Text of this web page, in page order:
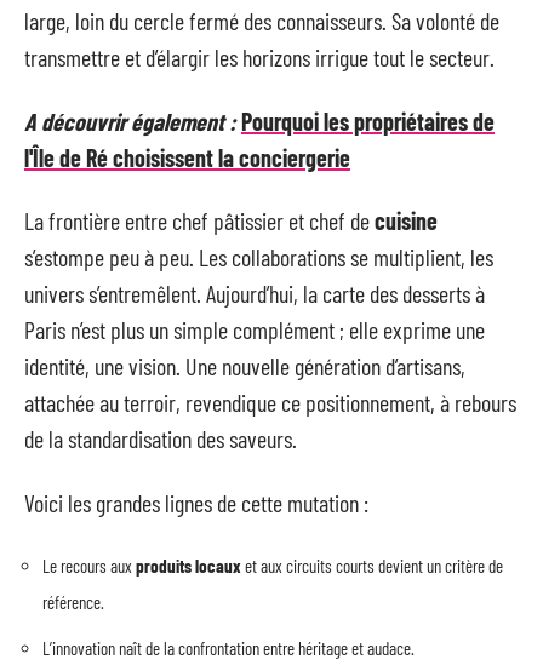
large, loin du cercle fermé des connaisseurs. Sa volonté de
transmettre et d’élargir les horizons irrigue tout le secteur.
A découvrir également :Pourquoi les propriétaires de
l'Île de Ré choisissent la conciergerie
La frontière entre chef pâtissier et chef decuisine
s’estompe peu à peu. Les collaborations se multiplient, les
univers s’entremêlent. Aujourd’hui, la carte des desserts à
Paris n’est plus un simple complément ; elle exprime une
identité, une vision. Une nouvelle génération d’artisans,
attachée au terroir, revendique ce positionnement, à rebours
de la standardisation des saveurs.
Voici les grandes lignes de cette mutation :
Le recours auxproduits locauxet aux circuits courts devient un critère de
référence.
L’innovation naît de la confrontation entre héritage et audace.